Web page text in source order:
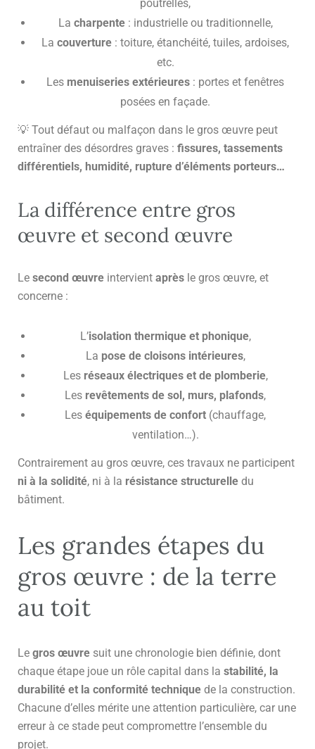
poutrelles,
La charpente: industrielle ou traditionnelle,
La couverture : toiture, étanchéité, tuiles, ardoises,
etc.
Les menuiseries extérieures : portes et fenêtres
posées en façade.
💡 Tout défaut ou malfaçon dans le gros œuvre peut
entraîner des désordres graves : fissures, tassements
différentiels, humidité, rupture d’éléments porteurs…
La différence entre gros
œuvre et second œuvre
Le second œuvre intervient après le gros œuvre, et
concerne :
L’isolation thermique et phonique,
La pose de cloisons intérieures,
Les réseaux électriques et de plomberie,
Les revêtements de sol, murs, plafonds,
Les équipements de confort (chauffage,
ventilation…).
Contrairement au gros œuvre, ces travaux ne participent
ni à la solidité, ni à la résistance structurelle du
bâtiment.
Les grandes étapes du
gros œuvre : de la terre
au toit
Le gros œuvre suit une chronologie bien définie, dont
chaque étape joue un rôle capital dans la stabilité, la
durabilité et la conformité technique de la construction.
Chacune d’elles mérite une attention particulière, car une
erreur à ce stade peut compromettre l’ensemble du
projet.